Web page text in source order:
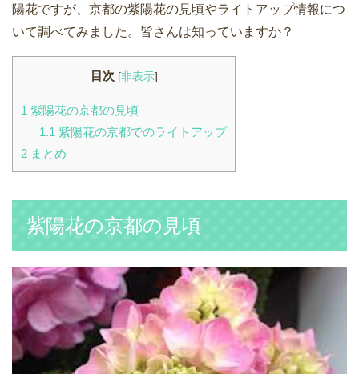
陽花ですが、京都の紫陽花の見頃やライトアップ情報につ
いて調べてみました。皆さんは知っていますか？
目次 [非表示]
1 紫陽花の京都の見頃
1.1 紫陽花の京都でのライトアップ
2 まとめ
紫陽花の京都の見頃